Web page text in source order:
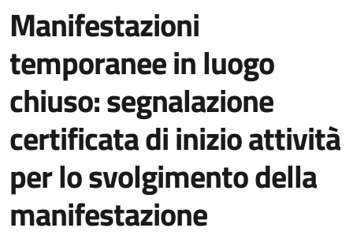
Manifestazioni
temporanee in luogo
chiuso: segnalazione
certificata di inizio attività
per lo svolgimento della
manifestazione